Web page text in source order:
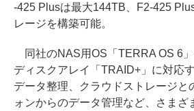
-425 Plusは最大144TB、F2-425
レージを構築可能。
同社のNAS用OS「TERRA OS 6
ディスクアレイ「TRAID+」に対応
データ整理、クラウドストレージと
ォンからのデータ管理など、さまざ